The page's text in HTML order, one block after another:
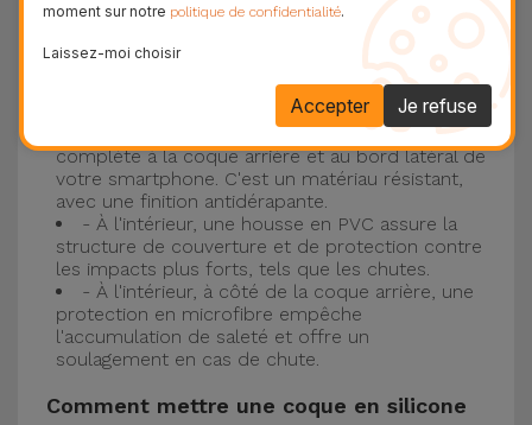
construction robuste et de qualité, avec une
construction à trois couches, pour éviter au
maximum les accidents et les casses !
- Une première couche de silicone liquide
donne de la couleur et une couverture
complète à la coque arrière et au bord latéral de
votre smartphone. C'est un matériau résistant,
avec une finition antidérapante.
- À l'intérieur, une housse en PVC assure la
structure de couverture et de protection contre
les impacts plus forts, tels que les chutes.
- À l'intérieur, à côté de la coque arrière, une
protection en microfibre empêche
l'accumulation de saleté et offre un
soulagement en cas de chute.
Comment mettre une coque en silicone
moment sur notre politique de confidentialité.
Laissez-moi choisir
Je refuse
Accepter